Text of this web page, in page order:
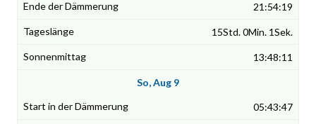
21:54:19
15Std. 0Min. 1Sek.
13:48:11
So, Aug 9
05:43:47